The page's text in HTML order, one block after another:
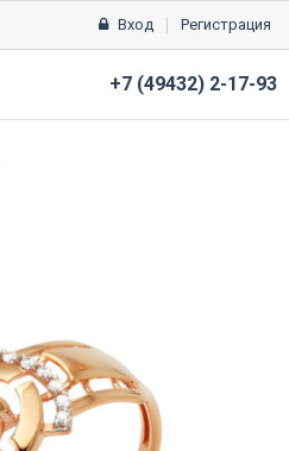
Вход Регистрация
+7 (49432) 2-17-93